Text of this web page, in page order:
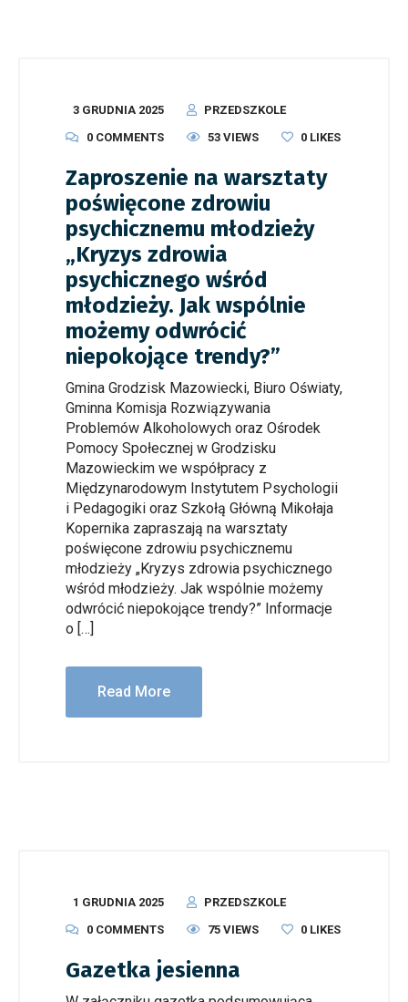
3 GRUDNIA 2025
PRZEDSZKOLE
0 COMMENTS
53 VIEWS 0 LIKES
Zaproszenie na warsztaty
poświęcone zdrowiu
psychicznemu młodzieży
„Kryzys zdrowia
psychicznego wśród
młodzieży. Jak wspólnie
możemy odwrócić
niepokojące trendy?”
Gmina Grodzisk Mazowiecki, Biuro Oświaty,
Gminna Komisja Rozwiązywania
Problemów Alkoholowych oraz Ośrodek
Pomocy Społecznej w Grodzisku
Mazowieckim we współpracy z
Międzynarodowym Instytutem Psychologii
i Pedagogiki oraz Szkołą Główną Mikołaja
Kopernika zapraszają na warsztaty
poświęcone zdrowiu psychicznemu
młodzieży „Kryzys zdrowia psychicznego
wśród młodzieży. Jak wspólnie możemy
odwrócić niepokojące trendy?” Informacje
o […]
Read More
1 GRUDNIA 2025
PRZEDSZKOLE
0 COMMENTS
75 VIEWS 0 LIKES
Gazetka jesienna